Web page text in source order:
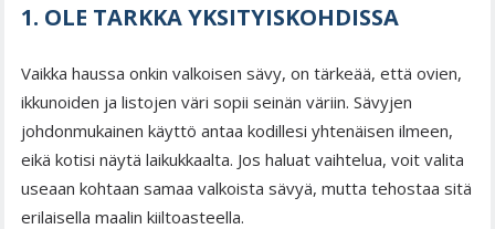
1. OLE TARKKA YKSITYISKOHDISSA
Vaikka haussa onkin valkoisen sävy, on tärkeää, että ovien,
ikkunoiden ja listojen väri sopii seinän väriin. Sävyjen
johdonmukainen käyttö antaa kodillesi yhtenäisen ilmeen,
eikä kotisi näytä laikukkaalta. Jos haluat vaihtelua, voit valita
useaan kohtaan samaa valkoista sävyä, mutta tehostaa sitä
erilaisella maalin kiiltoasteella.